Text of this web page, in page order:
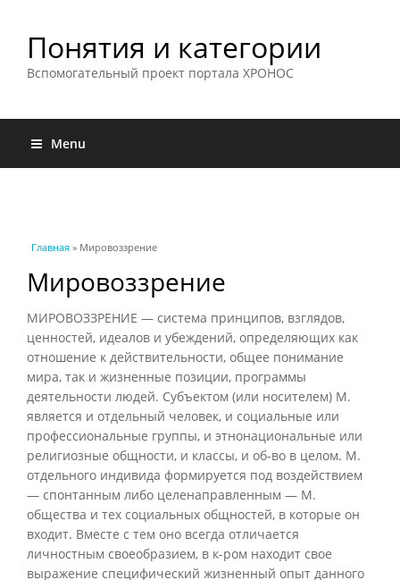
Понятия и категории
Вспомогательный проект портала ХРОНОС
Menu
Вы здесь
Главная » Мировоззрение
Мировоззрение
МИРОВОЗЗРЕНИЕ — система принципов, взглядов,
ценностей, идеалов и убеждений, определяющих как
отношение к действительности, общее понимание
мира, так и жизненные позиции, программы
деятельности людей. Субъектом (или носителем) М.
является и отдельный человек, и социальные или
профессиональные группы, и этнонациональные или
религиозные общности, и классы, и об-во в целом. М.
отдельного индивида формируется под воздействием
— спонтанным либо целенаправленным — М.
общества и тех социальных общностей, в которые он
входит. Вместе с тем оно всегда отличается
личностным своеобразием, в к-ром находит свое
выражение специфический жизненный опыт данного